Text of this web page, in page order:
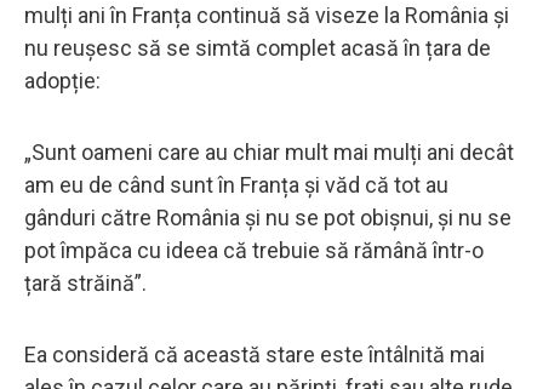
mulți ani în Franța continuă să viseze la România și
nu reușesc să se simtă complet acasă în țara de
adopție:
„Sunt oameni care au chiar mult mai mulți ani decât
am eu de când sunt în Franța și văd că tot au
gânduri către România și nu se pot obișnui, și nu se
pot împăca cu ideea că trebuie să rămână într-o
țară străină”.
Ea consideră că această stare este întâlnită mai